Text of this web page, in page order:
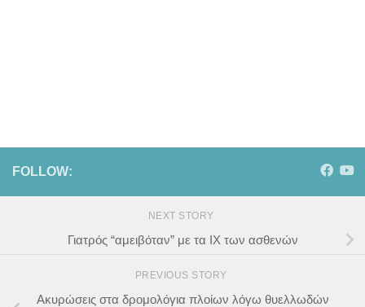
FOLLOW:
NEXT STORY
Γιατρός “αμειβόταν” με τα ΙΧ των ασθενών
PREVIOUS STORY
Ακυρώσεις στα δρομολόγια πλοίων λόγω θυελλωδών